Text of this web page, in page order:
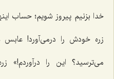
خدا بزنیم پیروز شویم؛ حساب
زره خودش را درمی‌آورد!
می‌ترسید؟ این را درآوردم!»